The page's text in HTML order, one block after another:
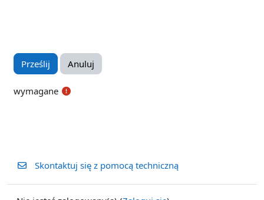
wymagane
Skontaktuj się z pomocą techniczną